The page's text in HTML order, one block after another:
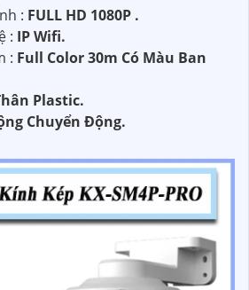
: FULL HD 1080P .
: IP Wifi.
: Full Color 30m Có Màu Ban
Plastic.
Chuyển Động.